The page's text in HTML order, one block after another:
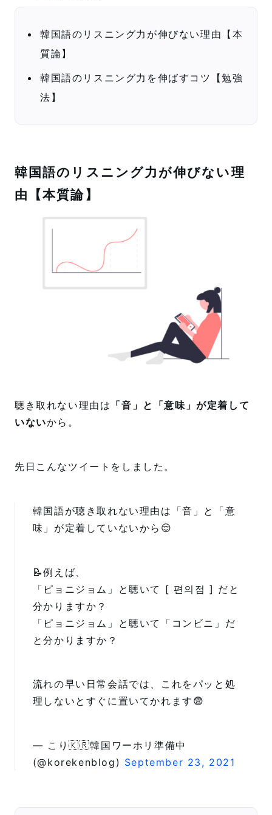
韓国語のリスニング力が伸びない理由【本
質論】
韓国語のリスニング力を伸ばすコツ【勉強
法】
韓国語のリスニング力が伸びない理
由【本質論】
聴き取れない理由は 「音」と「意味」が定着して
いないから。
先日こんなツイートをしました。
韓国語が聴き取れない理由は「音」と「意
味」が定着していないから😌
📝例えば、
「ピョニジョム」と聴いて [ 편의점 ] だと
分かりますか？
「ピョニジョム」と聴いて「コンビニ」だ
と分かりますか？
流れの早い日常会話では、これをパッと処
理しないとすぐに置いてかれます😨
— こり🇰🇷韓国ワーホリ準備中
(@korekenblog) September 23, 2021